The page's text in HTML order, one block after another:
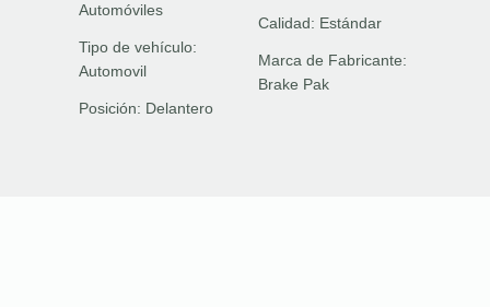
Automóviles
Tipo de vehículo:
Automovil
Posición: Delantero
Calidad: Estándar
Marca de Fabricante:
Brake Pak